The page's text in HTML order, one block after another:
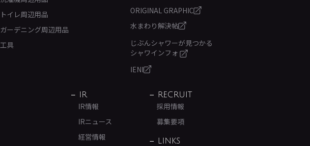
トイレ周辺用品
ガーデニング周辺用品
工具
ORIGINAL GRAPHIC
水まわり解決帖
じぶんシャワーが見つかる
シャワインフォ
IENI
IR
IR情報
IRニュース
経営情報
RECRUIT
採用情報
募集要項
LINKS